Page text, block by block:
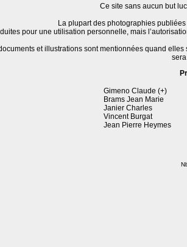
Ce site sans aucun but
La plupart des photographies
pour une utilisation personnelle, mais
et illustrations sont mentionnées quand
Gimeno Claude (+)
Brams Jean Marie
Janier Charles
Vincent Burgat
Jean Pierre Heymes